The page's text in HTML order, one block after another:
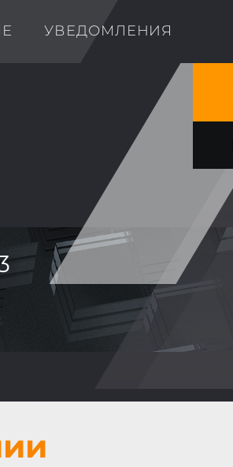
УВЕДОМЛЕНИЯ